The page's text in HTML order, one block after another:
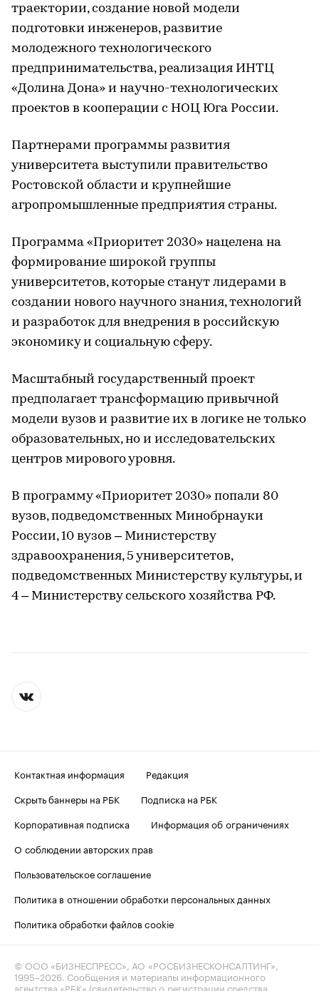
траектории, создание новой модели
подготовки инженеров, развитие
молодежного технологического
предпринимательства, реализация ИНТЦ
«Долина Дона» и научно-технологических
проектов в кооперации с НОЦ Юга России.
Партнерами программы развития
университета выступили правительство
Ростовской области и крупнейшие
агропромышленные предприятия страны.
Программа «Приоритет 2030» нацелена на
формирование широкой группы
университетов, которые станут лидерами в
создании нового научного знания, технологий
и разработок для внедрения в российскую
экономику и социальную сферу.
Масштабный государственный проект
предполагает трансформацию привычной
модели вузов и развитие их в логике не только
образовательных, но и исследовательских
центров мирового уровня.
В программу «Приоритет 2030» попали 80
вузов, подведомственных Минобрнауки
России, 10 вузов – Министерству
здравоохранения, 5 университетов,
подведомственных Министерству культуры, и
4 – Министерству сельского хозяйства РФ.
Контактная информация
Редакция
Скрыть баннеры на РБК
Подписка на РБК
Корпоративная подписка
Информация об ограничениях
О соблюдении авторских прав
Пользовательское соглашение
Политика в отношении обработки персональных данных
Политика обработки файлов cookie
© ООО «БИЗНЕСПРЕСС», АО «РОСБИЗНЕСКОНСАЛТИНГ»,
1995–2026 . Сообщения и материалы информационного
агентства «РБК» (свидетельство о регистрации средства